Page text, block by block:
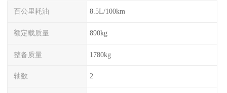
百公里耗油 8.5L/100km
额定载质量 890kg
整备质量 1780kg
轴数 2